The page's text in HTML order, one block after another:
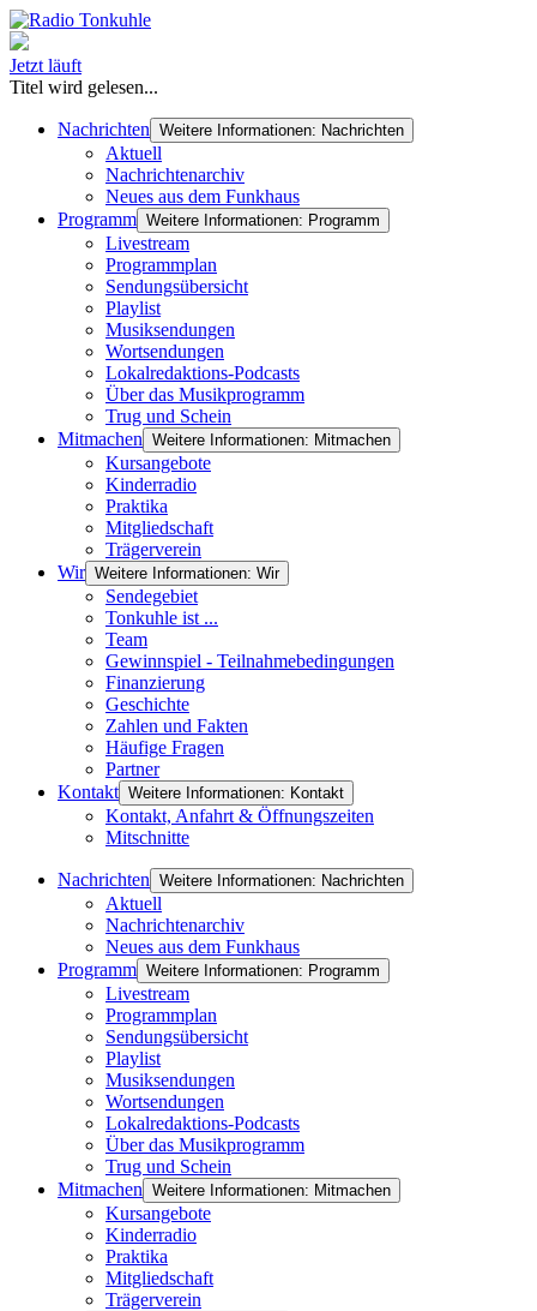
Jetzt läuft
Titel wird gelesen...
Nachrichten Weitere Informationen: Nachrichten
Aktuell
Nachrichtenarchiv
Neues aus dem Funkhaus
Programm Weitere Informationen: Programm
Livestream
Programmplan
Sendungsübersicht
Playlist
Musiksendungen
Wortsendungen
Lokalredaktions-Podcasts
Über das Musikprogramm
Trug und Schein
Mitmachen Weitere Informationen: Mitmachen
Kursangebote
Kinderradio
Praktika
Mitgliedschaft
Trägerverein
Wir Weitere Informationen: Wir
Sendegebiet
Tonkuhle ist ...
Team
Gewinnspiel - Teilnahmebedingungen
Finanzierung
Geschichte
Zahlen und Fakten
Häufige Fragen
Partner
Kontakt Weitere Informationen: Kontakt
Kontakt, Anfahrt & Öffnungszeiten
Mitschnitte
Nachrichten Weitere Informationen: Nachrichten
Aktuell
Nachrichtenarchiv
Neues aus dem Funkhaus
Programm Weitere Informationen: Programm
Livestream
Programmplan
Sendungsübersicht
Playlist
Musiksendungen
Wortsendungen
Lokalredaktions-Podcasts
Über das Musikprogramm
Trug und Schein
Mitmachen Weitere Informationen: Mitmachen
Kursangebote
Kinderradio
Praktika
Mitgliedschaft
Trägerverein